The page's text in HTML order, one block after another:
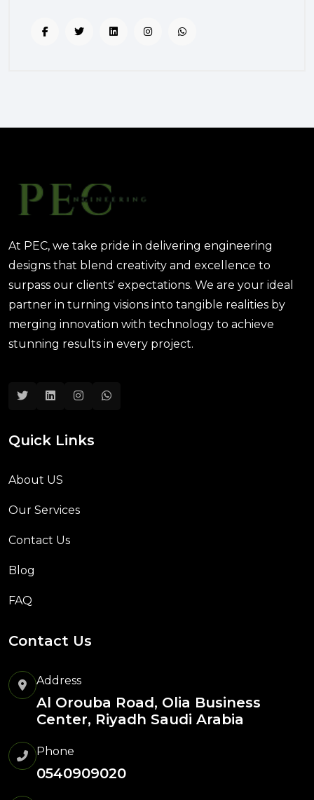
أكثر إنسانية
والتكاليف؟
At PEC, we take pride in delivering engineering
designs that blend creativity and excellence to
surpass our clients' expectations. We are your ideal
partner in turning visions into tangible realities by
merging innovation with technology to achieve
stunning results in every project.
Quick Links
About US
Our Services
Contact Us
Blog
FAQ
Contact Us
Address
Al Orouba Road, Olia Business
Center, Riyadh Saudi Arabia
Phone
0540909020